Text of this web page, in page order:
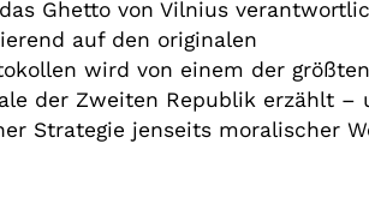
Ghetto von Vilnius
auf den originalen
wird von einem der größten
der Zweiten Republik erzählt –
Strategie jenseits moralischer